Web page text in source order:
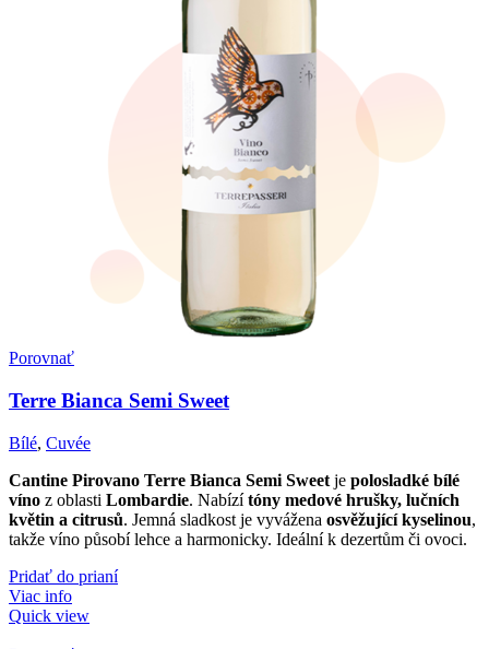
Porovnať
Terre Bianca Semi Sweet
Bílé, Cuvée
Cantine Pirovano Terre Bianca Semi Sweet je polosladké bílé
víno z oblasti Lombardie. Nabízítóny medové hrušky, lučních
květin a citrusů. Jemná sladkost je vyvážena osvěžující kyselinou,
takže víno působí lehce a harmonicky. Ideální k dezertům či ovoci.
Pridať do prianí
Viac info
Quick view